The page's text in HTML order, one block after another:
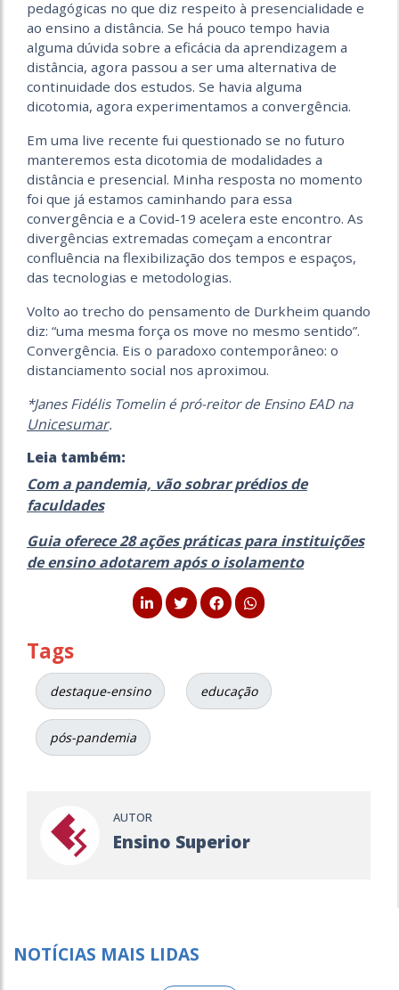
pedagógicas no que diz respeito à presencialidade e
ao ensino a distância. Se há pouco tempo havia
alguma dúvida sobre a eficácia da aprendizagem a
distância, agora passou a ser uma alternativa de
continuidade dos estudos. Se havia alguma
dicotomia, agora experimentamos a convergência.
Em uma live recente fui questionado se no futuro
manteremos esta dicotomia de modalidades a
distância e presencial. Minha resposta no momento
foi que já estamos caminhando para essa
convergência e a Covid-19 acelera este encontro. As
divergências extremadas começam a encontrar
confluência na flexibilização dos tempos e espaços,
das tecnologias e metodologias.
Volto ao trecho do pensamento de Durkheim quando
diz: “uma mesma força os move no mesmo sentido”.
Convergência. Eis o paradoxo contemporâneo: o
distanciamento social nos aproximou.
*Janes Fidélis Tomelin é pró-reitor de Ensino EAD na
Unicesumar.
Leia também:
Com a pandemia, vão sobrar prédios de
faculdades
Guia oferece 28 ações práticas para instituições
de ensino adotarem após o isolamento
Tags
destaque-ensino educação
pós-pandemia
AUTOR
Ensino Superior
NOTÍCIAS MAIS LIDAS